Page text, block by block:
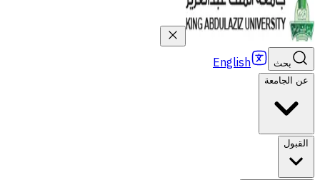
بحث English
عن الجامعة
القبول